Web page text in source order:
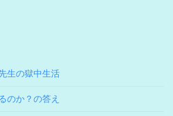
生の獄中生活
のか？の答え